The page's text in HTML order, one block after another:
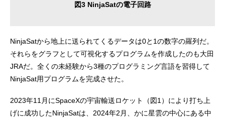
図3 NinjaSatの電子回路
NinjaSatから地上に送られてくるデータは0と1の数字の羅列だ。
それらをグラフとして可視化するプログラムを作成したのも大田
JRAだ。全くの未経験から3種のプログラミング言語を習得して
NinjaSat用プログラムを完成させた。
2023年11月にSpaceXの宇宙輸送ロケット（図1）により打ち上
げに成功したNinjaSatは、2024年2月、かに星雲の中心にある中